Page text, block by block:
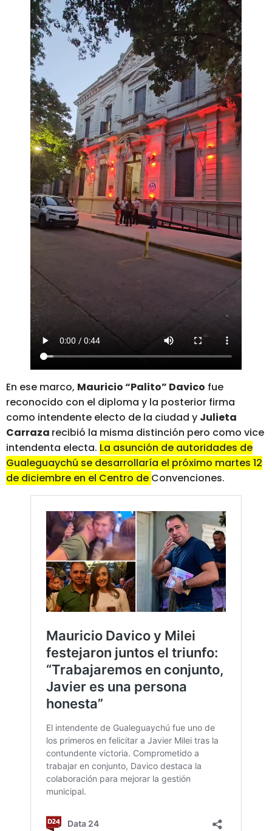
En ese marco, Mauricio “Palito” Davico fue
reconocido con el diploma y la posterior firma
como intendente electo de la ciudad y Julieta
Carraza recibió la misma distinción pero como vice
intendenta electa. La asunción de autoridades de
Gualeguaychú se desarrollaría el próximo martes 12
de diciembre en el Centro de Convenciones.